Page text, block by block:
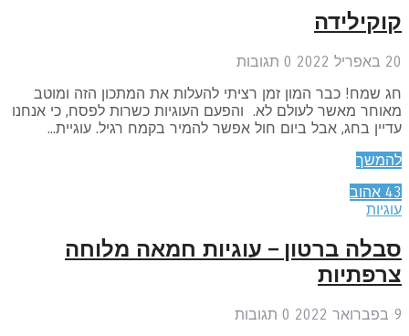
0תגובות
שמח! כבר המון זמן רציתי להעלות את המתכון הזה ומוטב
מאשר לעולם לא. והפעם העוגיות כשרות לפסח, כי אנחנו
בחג, אבל ביום חול אפשר להמיר בקמח רגיל. עוגיית...
אהוב
ברטון – עוגיות חמאה מלוחה
0תגובות